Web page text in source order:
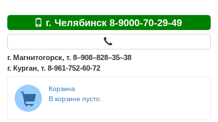
г. Челябинск 8-9000-70-29-49
г. Магнитогорск, т. 8–908–828–35–38
г. Курган, т. 8-961-752-60-72
Корзина
В корзине пусто.